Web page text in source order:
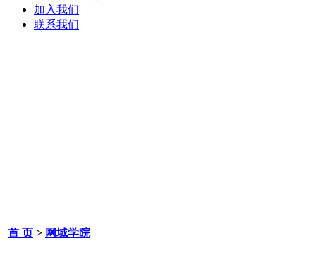
加入我们
联系我们
首 页 > 网域学院